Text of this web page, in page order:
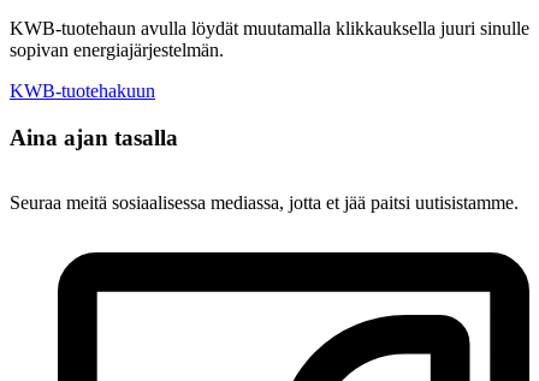
KWB-tuotehaun avulla löydät muutamalla klikkauksella juuri sinulle
sopivan energiajärjestelmän.
KWB-tuotehakuun
Aina ajan tasalla
Seuraa meitä sosiaalisessa mediassa, jotta et jää paitsi uutisistamme.